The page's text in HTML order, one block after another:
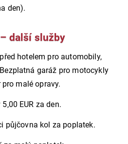
den).
další služby
hotelem pro automobily,
garáž pro motocykly
malé opravy.
EUR za den.
půjčovna kol za poplatek.